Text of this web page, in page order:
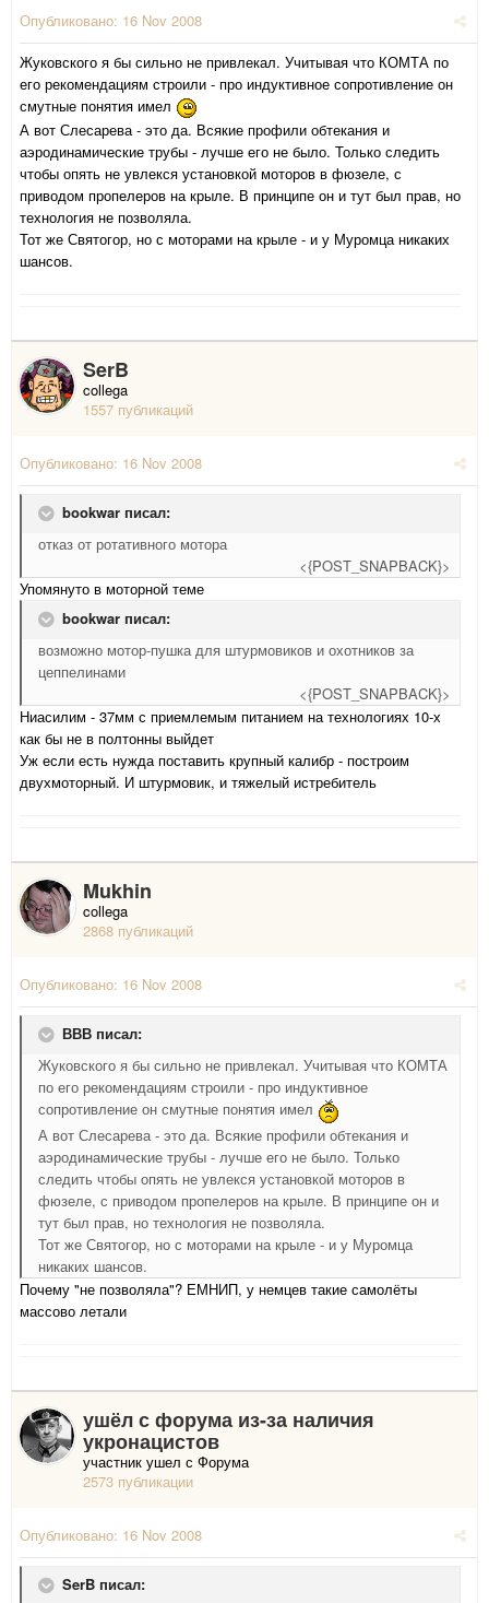
Опубликовано: 16 Nov 2008
Жуковского я бы сильно не привлекал. Учитывая что КОМТА по
его рекомендациям строили - про индуктивное сопротивление он
смутные понятия имел
А вот Слесарева - это да. Всякие профили обтекания и
аэродинамические трубы - лучше его не было. Только следить
чтобы опять не увлекся установкой моторов в фюзеле, с
приводом пропелеров на крыле. В принципе он и тут был прав, но
технология не позволяла.
Тот же Святогор, но с моторами на крыле - и у Муромца никаких
шансов.
SerB
collega
1557 публикаций
Опубликовано: 16 Nov 2008
bookwar писал:
отказ от ротативного мотора
<{POST_SNAPBACK}>
Упомянуто в моторной теме
bookwar писал:
возможно мотор-пушка для штурмовиков и охотников за
цеппелинами
<{POST_SNAPBACK}>
Ниасилим - 37мм с приемлемым питанием на технологиях 10-х
как бы не в полтонны выйдет
Уж если есть нужда поставить крупный калибр - построим
двухмоторный. И штурмовик, и тяжелый истребитель
Mukhin
collega
2868 публикаций
Опубликовано: 16 Nov 2008
ВВВ писал:
Жуковского я бы сильно не привлекал. Учитывая что КОМТА
по его рекомендациям строили - про индуктивное
сопротивление он смутные понятия имел
А вот Слесарева - это да. Всякие профили обтекания и
аэродинамические трубы - лучше его не было. Только
следить чтобы опять не увлекся установкой моторов в
фюзеле, с приводом пропелеров на крыле. В принципе он и
тут был прав, но технология не позволяла.
Тот же Святогор, но с моторами на крыле - и у Муромца
никаких шансов.
Почему "не позволяла"? ЕМНИП, у немцев такие самолёты
массово летали
ушёл с форума из-за наличия
укронацистов
участник ушел с Форума
2573 публикации
Опубликовано: 16 Nov 2008
SerB писал: